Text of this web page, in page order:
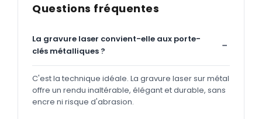
Questions fréquentes
La gravure laser convient-elle aux porte-
clés métalliques ?
C'est la technique idéale. La gravure laser sur métal
offre un rendu inaltérable, élégant et durable, sans
encre ni risque d'abrasion.